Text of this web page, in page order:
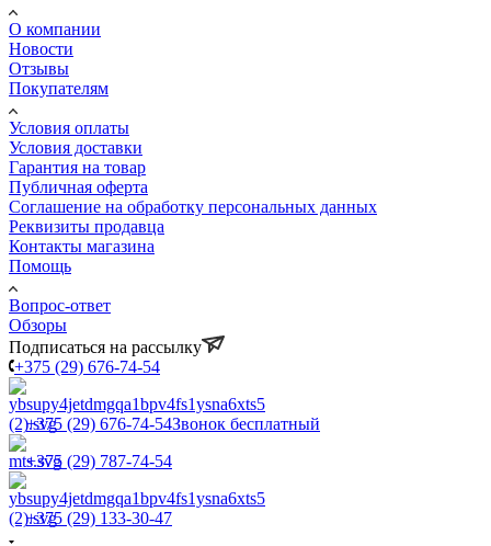
О компании
Новости
Отзывы
Покупателям
Условия оплаты
Условия доставки
Гарантия на товар
Публичная оферта
Соглашение на обработку персональных данных
Реквизиты продавца
Контакты магазина
Помощь
Вопрос-ответ
Обзоры
Подписаться на рассылку
+375 (29) 676-74-54
+375 (29) 676-74-54Звонок бесплатный
+375 (29) 787-74-54
+375 (29) 133-30-47